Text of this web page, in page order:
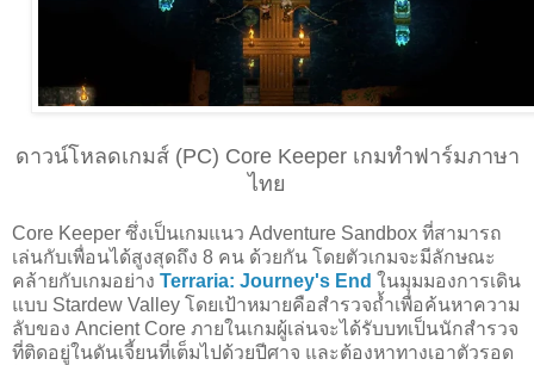
ดาวน์โหลดเกมส์ (PC) Core Keeper เกมทำฟาร์มภาษา
ไทย
Core Keeper ซึ่งเป็นเกมแนว Adventure Sandbox ที่สามารถ
เล่นกับเพื่อนได้สูงสุดถึง 8 คน ด้วยกัน โดยตัวเกมจะมีลักษณะ
คล้ายกับเกมอย่าง Terraria: Journey's End ในมุมมองการเดิน
แบบ Stardew Valley โดยเป้าหมายคือสำรวจถ้ำเพื่อค้นหาความ
ลับของ Ancient Core ภายในเกมผู้เล่นจะได้รับบทเป็นนักสำรวจ
ที่ติดอยู่ในดันเจี้ยนที่เต็มไปด้วยปีศาจ และต้องหาทางเอาตัวรอด